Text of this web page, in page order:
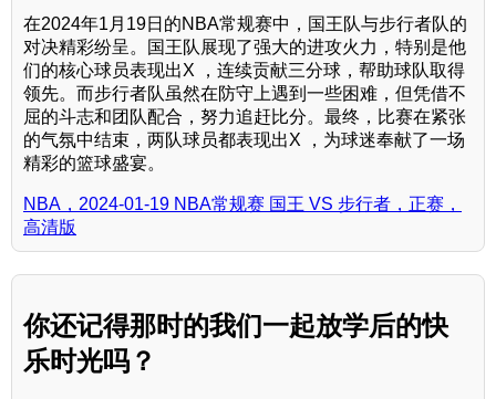
在2024年1月19日的NBA常规赛中，国王队与步行者队的
对决精彩纷呈。国王队展现了强大的进攻火力，特别是他
们的核心球员表现出X ，连续贡献三分球，帮助球队取得
领先。而步行者队虽然在防守上遇到一些困难，但凭借不
屈的斗志和团队配合，努力追赶比分。最终，比赛在紧张
的气氛中结束，两队球员都表现出X ，为球迷奉献了一场
精彩的篮球盛宴。
NBA，2024-01-19 NBA常规赛 国王 VS 步行者，正赛，
高清版
你还记得那时的我们一起放学后的快
乐时光吗？